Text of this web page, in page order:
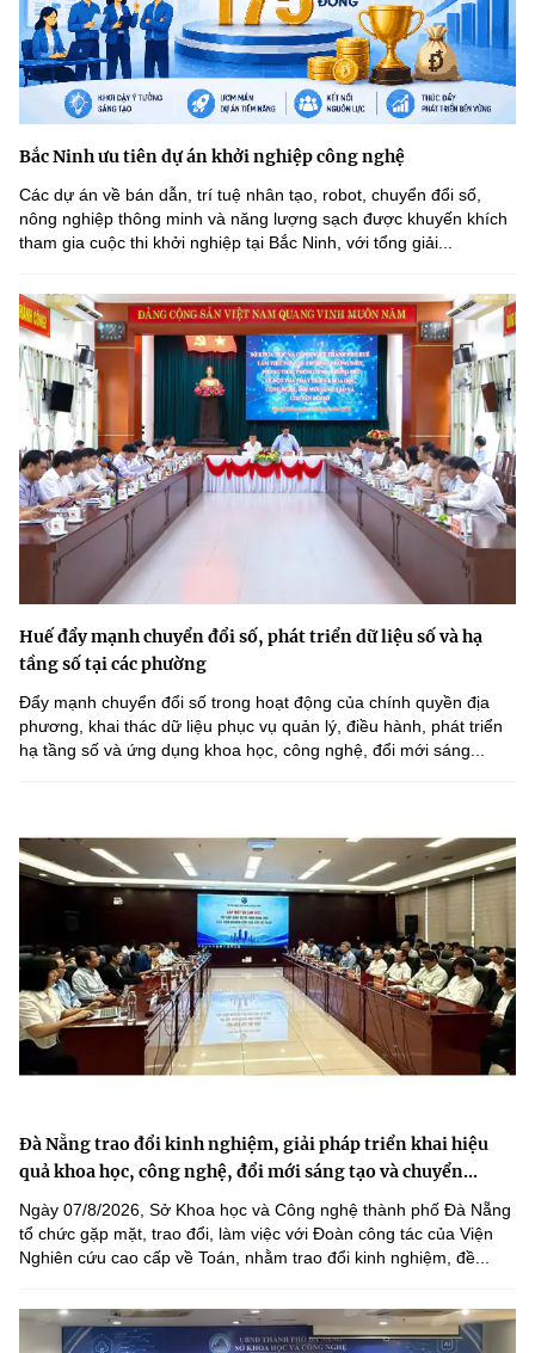
Bắc Ninh ưu tiên dự án khởi nghiệp công nghệ
Các dự án về bán dẫn, trí tuệ nhân tạo, robot, chuyển đổi số,
nông nghiệp thông minh và năng lượng sạch được khuyến khích
tham gia cuộc thi khởi nghiệp tại Bắc Ninh, với tổng giải...
Huế đẩy mạnh chuyển đổi số, phát triển dữ liệu số và hạ
tầng số tại các phường
Đẩy mạnh chuyển đổi số trong hoạt động của chính quyền địa
phương, khai thác dữ liệu phục vụ quản lý, điều hành, phát triển
hạ tầng số và ứng dụng khoa học, công nghệ, đổi mới sáng...
Đà Nẵng trao đổi kinh nghiệm, giải pháp triển khai hiệu
quả khoa học, công nghệ, đổi mới sáng tạo và chuyển...
Ngày 07/8/2026, Sở Khoa học và Công nghệ thành phố Đà Nẵng
tổ chức gặp mặt, trao đổi, làm việc với Đoàn công tác của Viện
Nghiên cứu cao cấp về Toán, nhằm trao đổi kinh nghiệm, đề...